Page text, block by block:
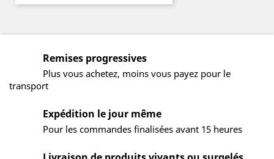
Remises progressives
Plus vous achetez, moins vous payez pour le
transport
Expédition le jour même
Pour les commandes finalisées avant 15 heures